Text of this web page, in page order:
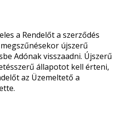
a Rendelőt a szerződés
újszerű
Adónak visszaadni. Újszerű
állapotot kell érteni,
az Üzemeltető a